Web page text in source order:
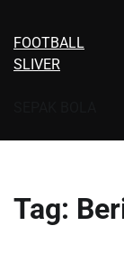
content
FOOTBALL
SLIVER
Tag: